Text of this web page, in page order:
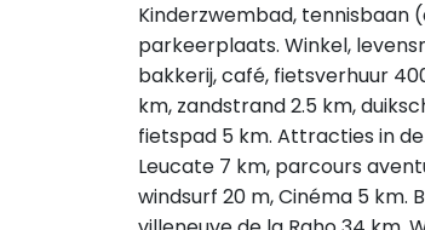
Kinderzwembad,
parkeerplaats. Winkel,
bakkerij, café, fietsverhuur
km, zandstrand 2.5 km,
fietspad 5 km. Attracties in
Leucate 7 km, parcours
windsurf 20 m, Cinéma 5 km.